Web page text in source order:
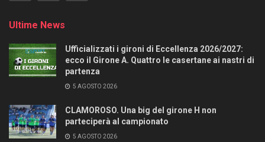
Ultime News
Ufficializzati i gironi di Eccellenza 2026/2027:
ecco il Girone A. Quattro le casertane ai nastri di
partenza
5 AGOSTO 2026
CLAMOROSO. Una big del girone H non
parteciperà al campionato
5 AGOSTO 2026